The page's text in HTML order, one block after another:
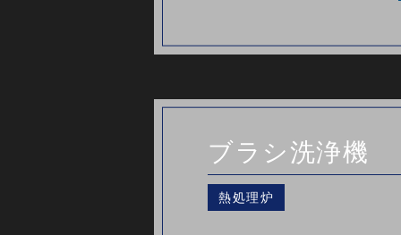
ブラシ洗浄機
熱処理炉